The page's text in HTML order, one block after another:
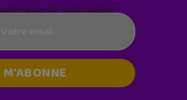
(le lundi matin)